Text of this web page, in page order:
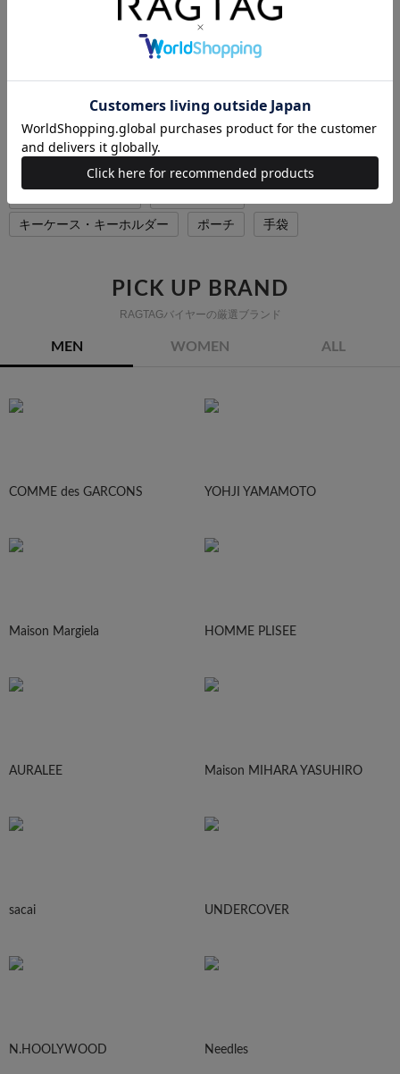
HERMESのアクセサリーの他のカテゴリから探す
ネックレス ブレスレット・バングル
リング
ピアス・イヤリング
ブローチ・コサージュ
チャーム
ヘアアクセサリー 腕時計
バンダナ・スカーフ
マフラー ストール
キーケース・キーホルダー
ポーチ 手袋
PICK UP BRAND
RAGTAGバイヤーの厳選ブランド
MEN WOMEN ALL
COMME des GARCONS YOHJI YAMAMOTO
Maison Margiela HOMME PLISEE
AURALEE Maison MIHARA YASUHIRO
sacai UNDERCOVER
N.HOOLYWOOD Needles